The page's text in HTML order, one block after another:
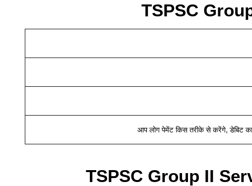
TSPSC
आप लोग पेमेंट किस तरीके से करेंगे,डेबिट
TSPSC Group II